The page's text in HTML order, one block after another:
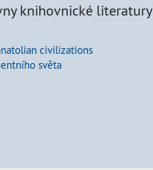
knihovnické literatury
civilizations
světa